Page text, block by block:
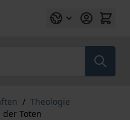
/ Theologie
der Toten